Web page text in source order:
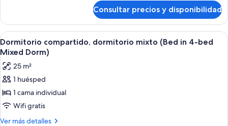
(Bed
in
6-
bed
Female
Only
Dorm)
compartido,
solo
para
mujeres
in
6-
Female
Only
Consultar precios y disponibilidad
Abrir
todas
las
fotos
de
Dormitorio
compartido,
dormitorio
Un dormitorio con literas, suelo de
8
Dormitorio compartido, dormitorio mixto (Bed in 4-bed
Mixed Dorm)
25 m²
1 huésped
1 cama individual
Wifi gratis
Ver más detalles
Más